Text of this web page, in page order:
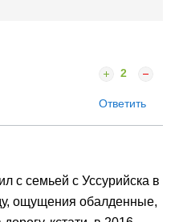
2
Ответить
с семьей с Уссурийска в
ощущения обалденные,